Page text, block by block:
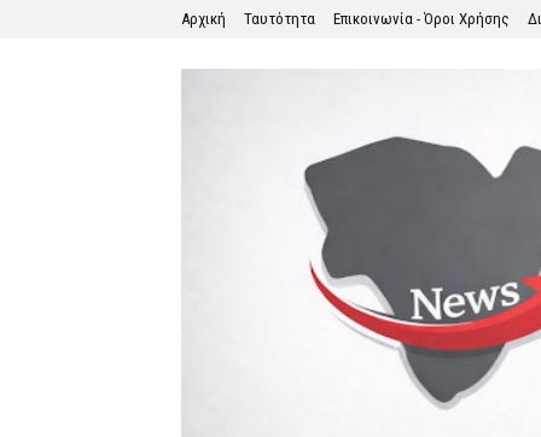
Αρχική Ταυτότητα Επικοινωνία - Όροι Χρήσης